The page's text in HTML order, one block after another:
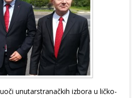
unutarstranačkih izbora u ličko-